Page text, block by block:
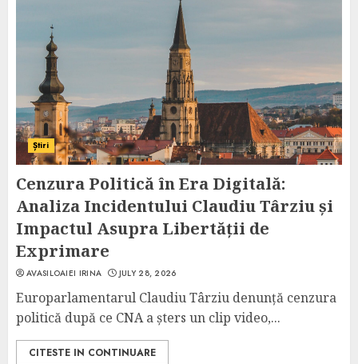
Știri
Cenzura Politică în Era Digitală:
Analiza Incidentului Claudiu Târziu și
Impactul Asupra Libertății de
Exprimare
AVASILOAIEI IRINA JULY 28, 2026
Europarlamentarul Claudiu Târziu denunță cenzura
politică după ce CNA a șters un clip video,...
CITESTE IN CONTINUARE